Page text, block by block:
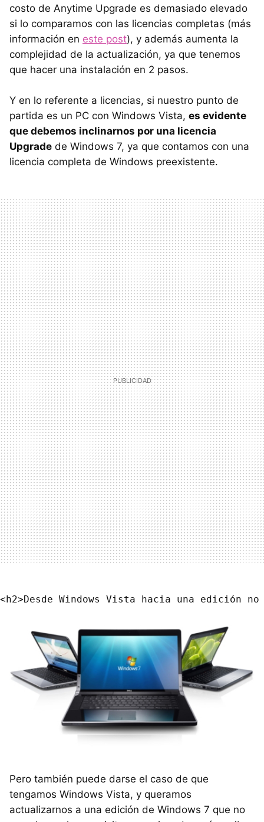
costo de Anytime Upgrade es demasiado elevado
si lo comparamos con las licencias completas (más
información en este post), y además aumenta la
complejidad de la actualización, ya que tenemos
que hacer una instalación en 2 pasos.
Y en lo referente a licencias, si nuestro punto de
partida es un PC con Windows Vista, es evidente
que debemos inclinarnos por una licencia
Upgrade de Windows 7, ya que contamos con una
licencia completa de Windows preexistente.
Pero también puede darse el caso de que
tengamos Windows Vista, y queramos
actualizarnos a una edición de Windows 7 que no